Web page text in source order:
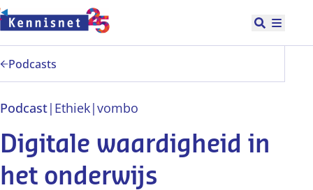
Doorgaan naar hoofdinhoud
Open
Podcasts
Podcast| Ethiek|vombo
Digitale waardigheid in
het onderwijs